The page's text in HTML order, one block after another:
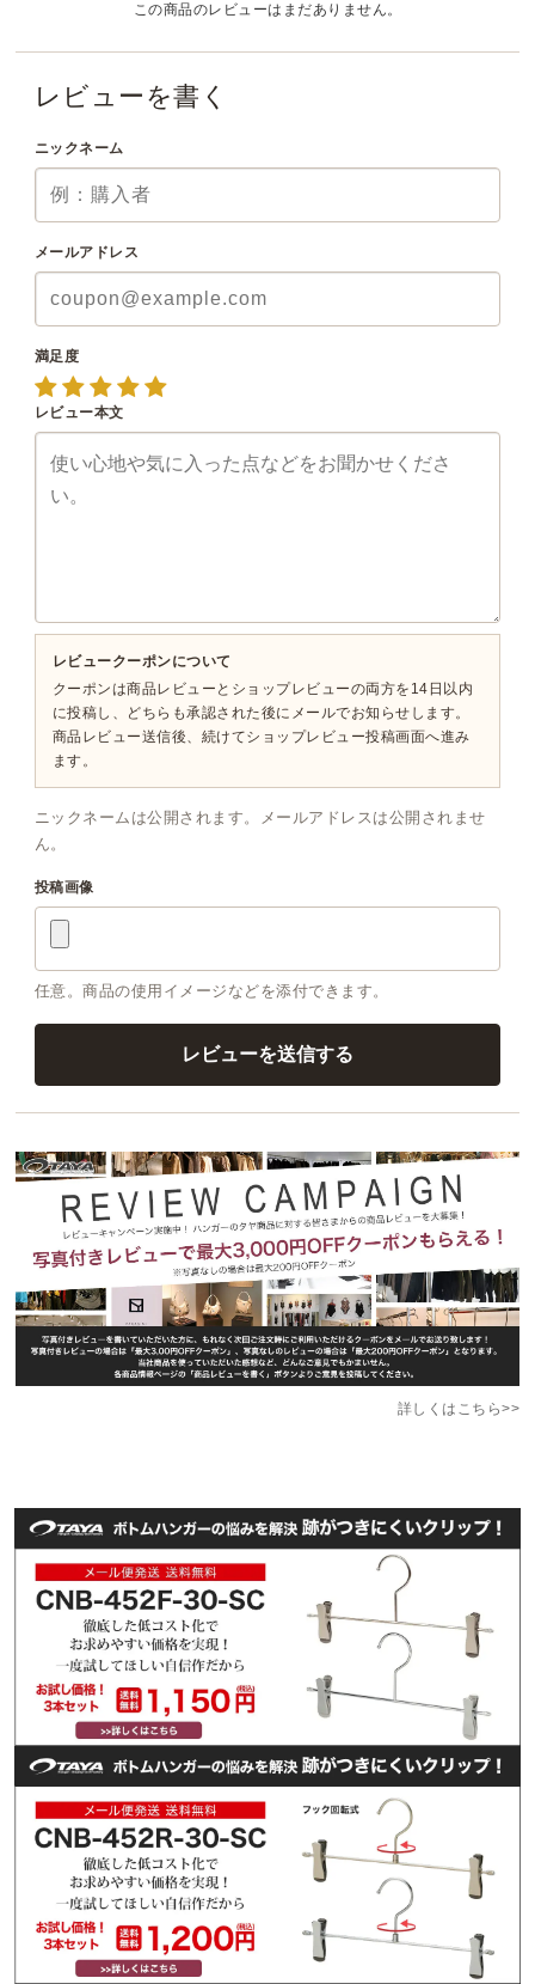
この商品のレビューはまだありません。
レビューを書く
ニックネーム
メールアドレス
満足度
レビュー本文
レビュークーポンについて
クーポンは商品レビューとショップレビューの両方を14日以内
に投稿し、どちらも承認された後にメールでお知らせします。
商品レビュー送信後、続けてショップレビュー投稿画面へ進み
ます。
ニックネームは公開されます。メールアドレスは公開されませ
ん。
投稿画像
任意。商品の使用イメージなどを添付できます。
詳しくはこちら>>